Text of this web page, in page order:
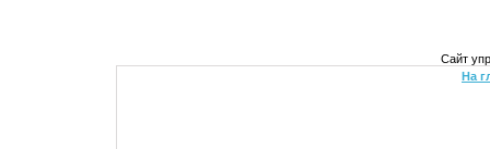
Сайт
На